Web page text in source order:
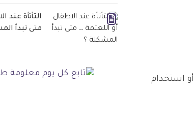
استخدام
التأتأة عند
متى تبدأ